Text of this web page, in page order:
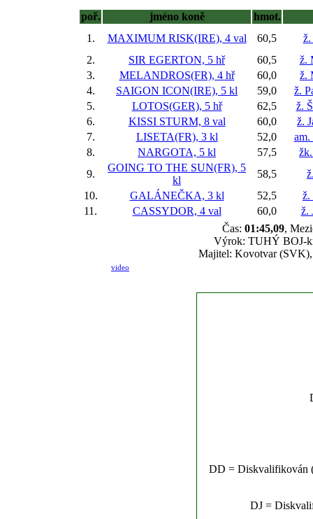
poř. jméno koně
hmot.
1.
MAXIMUM RISK(IRE), 4 val 60,5
2.
SIR EGERTON, 5 hř 60,5
ž.
3.
MELANDROS(FR), 4 hř 60,0
ž.
4.
SAIGON ICON(IRE), 5 kl 59,0
ž.
5.
LOTOS(GER), 5 hř 62,5
ž.
6.
KISSI STURM, 8 val 60,0
ž.
7.
LISETA(FR), 3 kl 52,0
am.
8.
NARGOTA, 5 kl 57,5
9.
GOING TO THE SUN(FR), 5
kl
58,5
10.
GALÁNEČKA, 3 kl 52,5
ž.
11.
CASSYDOR, 4 val 60,0
ž.
Čas: 01:45,09,
Výrok: TUHÝ BOJ-
Majitel: Kovotvar (SVK),
video
DD = Diskvalifikován
DJ =